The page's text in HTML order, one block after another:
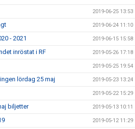
2019-06-25 13:53
2019-06-24 11:10
- 2021 2019-06-15 15:58
inröstat i RF 2019-05-26 17:18
2019-05-25 19:54
lördag 25 maj 2019-05-23 13:24
2019-05-22 15:29
biljetter 2019-05-13 10:11
2019-05-12 11:29